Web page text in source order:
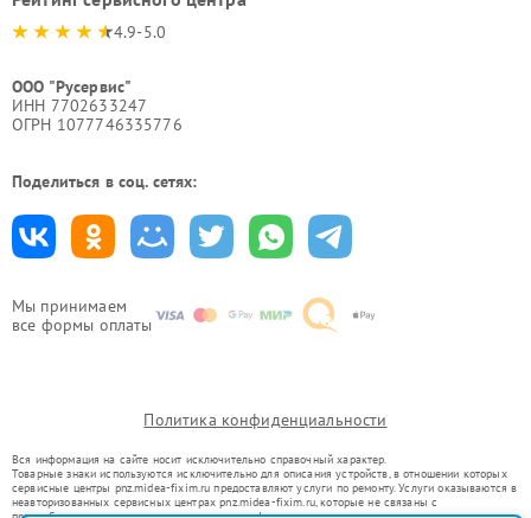
Мы принимаем
все формы оплаты
4.9-5.0
ООО "Русервис"
ИНН 7702633247
ОГРН 1077746335776
Поделиться в соц. сетях:
Политика конфиденциальности
Вся информация на сайте носит исключительно справочный характер.
Товарные знаки используются исключительно для описания устройств, в отношении которых
сервисные центры pnz.midea-fixim.ru предоставляют услуги по ремонту. Услуги оказываются в
неавторизованных сервисных центрах pnz.midea-fixim.ru, которые не связаны с